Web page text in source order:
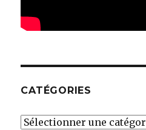
CATÉGORIES
Catégories